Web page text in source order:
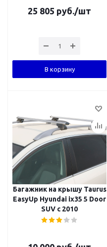
25 805 руб./шт
В корзину
Багажник на крышу Taurus
EasyUp Hyundai ix35 5 Door
SUV с 2010